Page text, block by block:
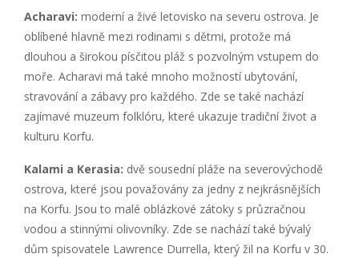
Acharavi: moderní a živé letovisko na severu ostrova. Je
oblíbené hlavně mezi rodinami s dětmi, protože má
dlouhou a širokou písčitou pláž s pozvolným vstupem do
moře. Acharavi má také mnoho možností ubytování,
stravování a zábavy pro každého. Zde se také nachází
zajímavé muzeum folklóru, které ukazuje tradiční život a
kulturu Korfu.
Kalami a Kerasia: dvě sousední pláže na severovýchodě
ostrova, které jsou považovány za jedny z nejkrásnějších
na Korfu. Jsou to malé oblázkové zátoky s průzračnou
vodou a stinnými olivovníky. Zde se nachází také bývalý
dům spisovatele Lawrence Durrella, který žil na Korfu v 30.